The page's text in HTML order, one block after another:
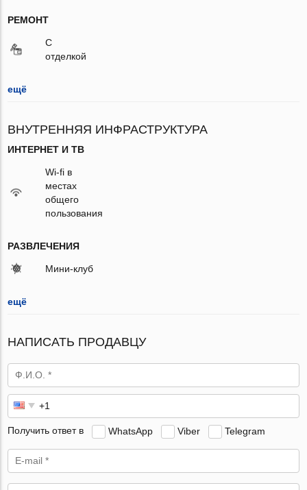
РЕМОНТ
С
отделкой
ещё
ВНУТРЕННЯЯ ИНФРАСТРУКТУРА
ИНТЕРНЕТ И ТВ
Wi-fi в
местах
общего
пользования
РАЗВЛЕЧЕНИЯ
Мини-клуб
ещё
НАПИСАТЬ ПРОДАВЦУ
Получить ответ в WhatsApp Viber Telegram